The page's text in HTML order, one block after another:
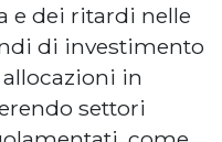
e dei ritardi nelle
di investimento
in
settori